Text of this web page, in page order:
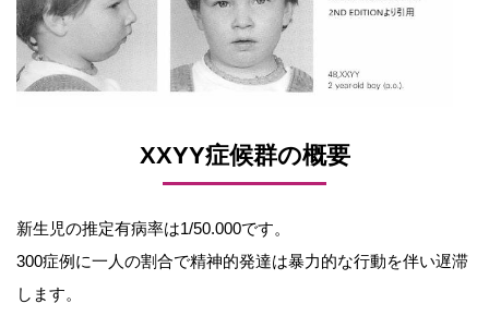
XXYY症候群の概要
新生児の推定有病率は1/50.000です。
300症例に一人の割合で精神的発達は暴力的な行動を伴い遅滞
します。